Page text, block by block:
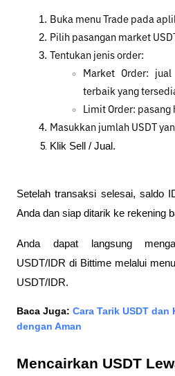
Buka menu Trade pada
Pilih pasangan market
Tentukan jenis order:
Market Order:
terbaik yang
Limit Order:
Masukkan jumlah USDT
Klik Sell / Jual.
Setelah transaksi selesai, saldo
Anda dan siap ditarik ke rekening
Anda dapat langsung
USDT/IDR di Bittime melalui
USDT/IDR.
Baca Juga: Cara Tarik USDT
dengan Aman
Mencairkan USDT